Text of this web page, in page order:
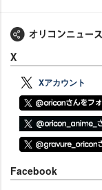
X
Xアカウント
Facebook